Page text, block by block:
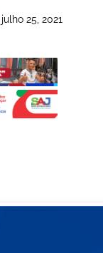
julho 25, 2021